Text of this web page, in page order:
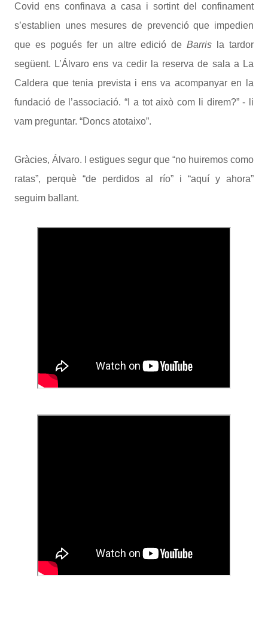
Covid ens confinava a casa i sortint del confinament
s’establien unes mesures de prevenció que impedien
que es pogués fer un altre edició deBarris la tardor
següent. L’Álvaro ens va cedir la reserva de sala a La
Caldera que tenia prevista i ens va acompanyar en la
fundació de l’associació. “I a tot això com li direm?” - li
vam preguntar. “Doncs atotaixo”.
Gràcies, Álvaro. I estigues segur que “no huiremos como
ratas”, perquè “de perdidos al río” i “aquí y ahora”
seguim ballant.